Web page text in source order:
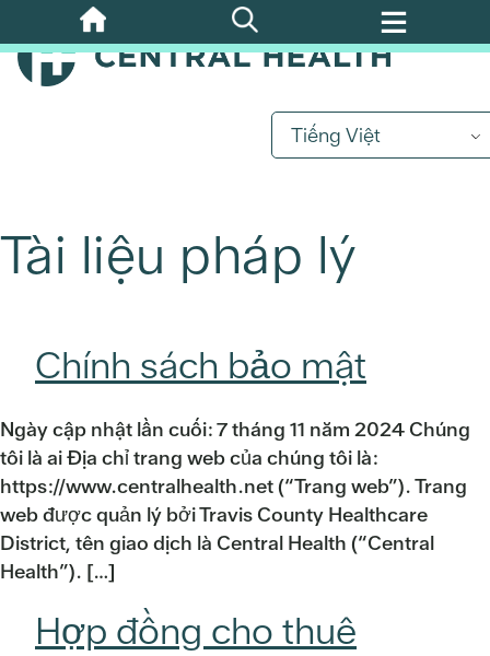
qua
nội
Tiếng Việt
Tài liệu pháp lý
Chính sách bảo mật
Ngày cập nhật lần cuối: 7 tháng 11 năm 2024 Chúng
tôi là ai Địa chỉ trang web của chúng tôi là:
https://www.centralhealth.net (“Trang web”). Trang
web được quản lý bởi Travis County Healthcare
District, tên giao dịch là Central Health (“Central
Health”). […]
Hợp đồng cho thuê